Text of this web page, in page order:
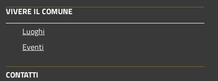
VIVERE IL COMUNE
Luoghi
Eventi
CONTATTI